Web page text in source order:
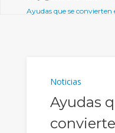
Ayudas que se convierten
Noticias
Ayudas